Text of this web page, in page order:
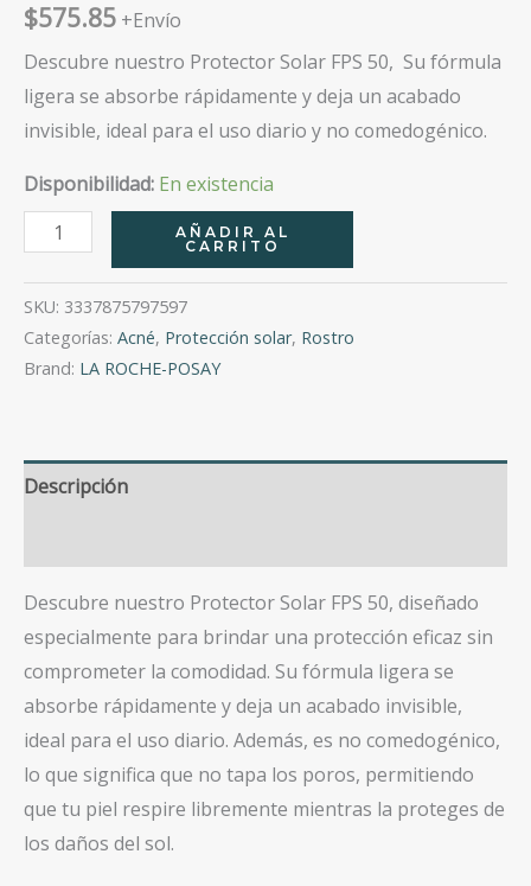
$575.85 +Envío
Descubre nuestro Protector Solar FPS 50, Su fórmula
ligera se absorbe rápidamente y deja un acabado
invisible, ideal para el uso diario y no comedogénico.
Disponibilidad: En existencia
Anthelios
Uv
Mune
400
Fluido
50+
50
cantidad
AÑADIR AL
CARRITO
SKU: 3337875797597
Categorías: Acné, Protección solar, Rostro
Brand: LA ROCHE-POSAY
Descripción
Descubre nuestro Protector Solar FPS 50, diseñado
especialmente para brindar una protección eficaz sin
comprometer la comodidad. Su fórmula ligera se
absorbe rápidamente y deja un acabado invisible,
ideal para el uso diario. Además, es no comedogénico,
lo que significa que no tapa los poros, permitiendo
que tu piel respire libremente mientras la proteges de
los daños del sol.